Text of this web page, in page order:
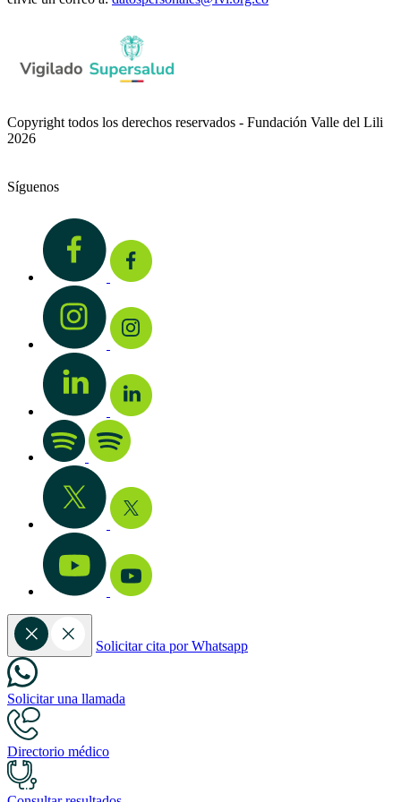
Copyright todos los derechos reservados - Fundación Valle del Lili
2026
Síguenos
Solicitar cita por Whatsapp
Solicitar una llamada
Directorio médico